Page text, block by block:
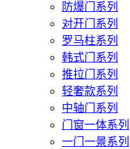
防爆门系列
对开门系列
罗马柱系列
韩式门系列
推拉门系列
轻奢款系列
中轴门系列
门窗一体系列
一门一景系列